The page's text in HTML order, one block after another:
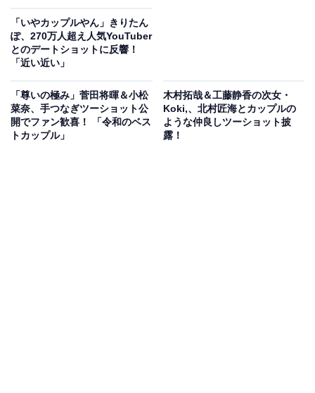
「いやカップルやん」きりたん
ぽ、270万人超え人気YouTuber
とのデートショットに反響！
「近い近い」
「尊いの極み」菅田将暉＆小松
菜奈、手つなぎツーショット公
開でファン歓喜！ 「令和のベス
トカップル」
木村拓哉＆工藤静香の次女・
Koki,、北村匠海とカップルの
ような仲良しツーショット披
露！